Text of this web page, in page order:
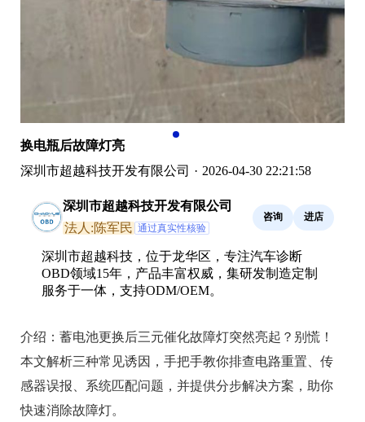
换电瓶后故障灯亮
深圳市超越科技开发有限公司 · 2026-04-30 22:21:58
深圳市超越科技开发有限公司
法人:陈军民 通过真实性核验
咨询 进店
深圳市超越科技，位于龙华区，专注汽车诊断
OBD领域15年，产品丰富权威，集研发制造定制
服务于一体，支持ODM/OEM。
介绍： 蓄电池更换后三元催化故障灯突然亮起？别慌！
本文解析三种常见诱因，手把手教你排查电路重置、传
感器误报、系统匹配问题，并提供分步解决方案，助你
快速消除故障灯。